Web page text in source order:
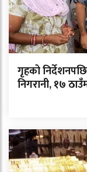
गृहको
निगरानी, १७